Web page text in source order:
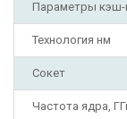
Параметры кэш-
Технология нм
Сокет
Частота ядра,